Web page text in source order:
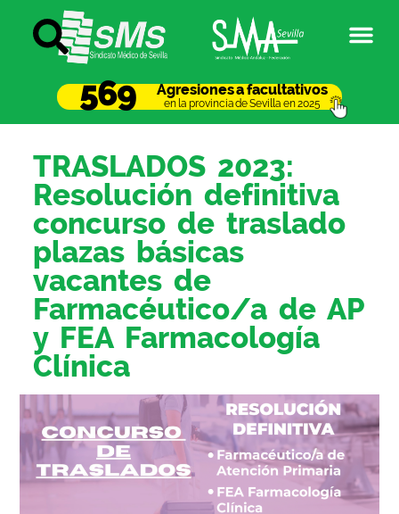
Agresiones a facultativos
en la provincia de Sevilla en 2025
569
TRASLADOS 2023:
Resolución definitiva
concurso de traslado
plazas básicas
vacantes de
Farmacéutico/a de AP
y FEA Farmacología
Clínica